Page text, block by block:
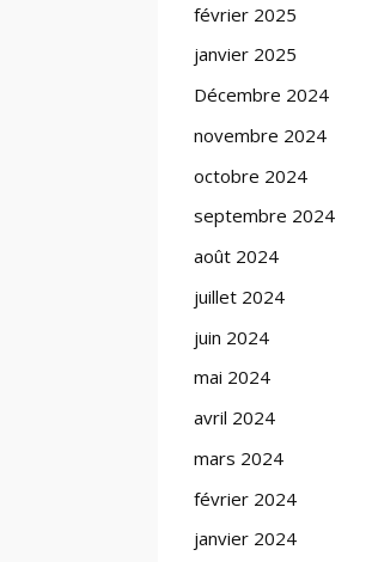
février 2025
janvier 2025
Décembre 2024
novembre 2024
octobre 2024
septembre 2024
août 2024
juillet 2024
juin 2024
mai 2024
avril 2024
mars 2024
février 2024
janvier 2024